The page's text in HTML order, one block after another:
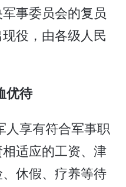
事委员会的复员
役，由各级人民
优待
人享有符合军事职
适应的工资、津
休假、疗养等待